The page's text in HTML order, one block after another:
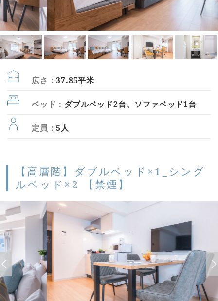
広さ：37.85平米
ベッド： ダブルベッド2台、ソファベッド1台
定員：5人
【高層階】ダブルベッド×1_シング
ルベッド×2 【禁煙】